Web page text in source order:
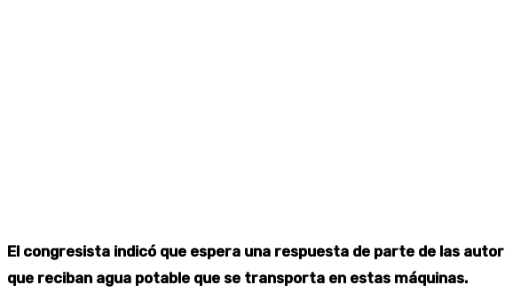
El congresista indicó que espera una respuesta de parte de las
que reciban agua potable que se transporta en estas máquinas.